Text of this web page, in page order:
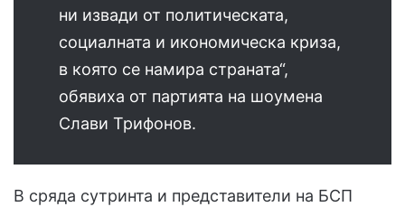
ни извади от политическата,
социалната и икономическа криза,
в която се намира страната“,
обявиха от партията на шоумена
Слави Трифонов.
В сряда сутринта и представители на БСП